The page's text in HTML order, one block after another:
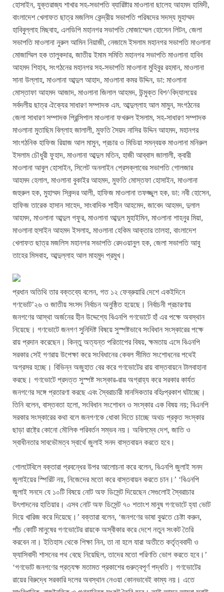
হোসাইন, যুক্তরাজ্য শাখার সহ-সভাপতি ব্যারিষ্টার মাওলানা ছালেহ আহমদ হামিদী,
বাংলাদেশ খেলাফত ছাত্র মজলিস কেন্দ্রীয় সভাপতি পরিষদের সদস্য মুহাম্মদ
হাবিবুল্লাহ মিছবাহ, এলডিপি মহানগর সভাপতি মোজাম্মেল হোসেন লিটন, জেলা
সভাপতি মাওলানা নুরুল আমিন নিয়াজী, নেজামে ইসলাম মহানগর সভাপতি মাওলানা
মোজাম্মিল হক তালুকদার, জাতীয় ইমাম সমিতি মহানগর সভাপতি মাওলানা হাবিব
আহমদ শিহাব, সংগঠনের মহানগর সহ-সভাপতি মাওলানা মুহিবুর রহমান, মাওলানা
সানা উল্লাহ, মাওলানা আব্দুল আহাদ, মাওলানা কমর উদ্দিন, ডা: মাওলানা
মোস্তাফা আহমদ আজাদ, মাওলানা জিলাল আহমদ, উন্মুক্ত বিশ^বিদ্যালয়ের
সর্বদলীয় ছাত্র ঐক্যের সাধারণ সম্পাদক এম. আব্দুল্লাহ আল মামুন, সংগঠনের
জেলা সাধারণ সম্পাদক প্রিন্সিপাল মাওলানা ফখরুল ইসলাম, সহ-সাধারণ সম্পাদক
মাওলানা মুতাছিম বিল্লাহ জালালী, মুফতি সৈয়দ নাসির উদ্দিন আহমদ, মহানগর
সাংগঠনিক হাফিজ রিয়াজ আল মামুন, প্রচার ও মিডিয়া সমন্বয়ক মাওলানা মনিরুল
ইসলাম চৌধুরী ফুহাদ, মাওলানা আব্দুল মতিন, হাজী আব্বাস জালালী, ক্বারী
মাওলানা আবুল হোসাইন, সিলেট অনলাইন প্রেসক্লাবের সভাপতি গোলজার
আহমদ হেলাল, মাওলানা বুকাইর আহমদ, মুফতি মোস্তফা হোসাইন, মাওলানা
জহুরুল হক, মুহাম্মদ সিকন্দর আলী, হাফিজ মাওলানা তফজ্জুল হক, ডা: নবী হোসেন,
হাফিজ তারেক হাসান সাহেদ, সাংবাদিক শাহীন আহমেদ, জাবেদ আহমদ, দুলাল
আহমদ, মাওলানা আব্দুল গফুর, মাওলানা আব্দুল মুহাইমিন, মাওলানা শাহনুর মিয়া,
মাওলানা হুসাইন আহমদ ইসলাহ, মাওলানা হেকিম আক্তার তালহা, বাংলাদেশ
খেলাফত ছাত্র মজলিস মহানগর সভাপতি রেদওয়ানুল হক, জেলা সভাপতি আবু
তাহের মিসবাহ, আব্দুল্লাহ আল মাহমুদ প্রমুখ।
প্রধান অতিথি তার বক্তব্যে বলেন, গত ১২ ফেব্রুয়ারি দেশে একইদিনে
গণভোট’২৬ ও জাতীয় সংসদ নির্বাচন অনুষ্ঠিত হয়েছে। নির্বাচনী প্রচারণায়
জনগণের আস্থা অর্জনের হীন উদ্দেশ্যে বিএনপি গণভোটে হাঁ এর পক্ষে অবস্থান
নিয়েছে। গণভোটে জনগণ সুনিদিষ্ট বিষয়ে সুস্পষ্টভাবে সংবিধান সংস্কারের পক্ষে
রায় প্রদান করেছেন। কিন্তু অত্যন্ত পরিতাপের বিষয়, ক্ষমতায় এসে বিএনপি
সরকার সেই গণরায় উপেক্ষা করে সংবিধানের কেবল সীমিত সংশোধনের পথেই
অগ্রসর হচ্ছে। বিভিন্ন অজুহাত বের করে গণভোটের রায় বাস্তবায়নে টালবাহানা
করছে। গণভোটে প্রদত্ত সুস্পষ্ট সংস্কার-রায় অগ্রাহ্য করে সরকার কার্যত
জনগণের সঙ্গে প্রতারণা করছে এবং স্বৈরাচারী মানসিকতার বহিঃপ্রকাশ ঘটাচ্ছে।
তিনি বলেন, বাস্তবতা হলো, সংবিধান সংশোধন ও সংস্কার এক বিষয় নয়; বিএনপি
সরকার সংস্কারের কথা বলে জনগণকে ধোকা দিতে চাচ্ছে অথচ প্রকৃত সংস্কার
ছাড়া রাষ্ট্রে কোনো মৌলিক পরিবর্তন সম্ভব নয়। অবিলম্বে দেশ, জাতি ও
স্বাধীনতার সাবভৌমত্ব স্বার্থে জুলাই সনদ বাস্তবায়ন করতে হবে।
গোলটেবিলে বক্তারা প্রবন্ধের উপর আলোচনা করে বলেন, বিএনপি জুলাই সনদ
জুলাইয়ের স্পিরিট নয়, নিজেদের মতো করে বাস্তবায়ন করতে চান।’ ‘বিএনপি
জুলাই সনদে যে ১০টি বিষয়ে নোট অফ ডিসেন্ট দিয়েছেন সেগুলোই স্বৈরাচার
উৎপাদনের হাতিয়ার। এসব নোট অফ ডিসেন্ট ৭০ শতাংশ মানুষ গণভোটে হ্যা ভোট
দিয়ে খারিজ করে দিয়েছে।’ বক্তারা বলেন, ‘জনগণের ভাষা বুঝতে চেষ্টা করুন,
পাঁচ কোটি মানুষের গণভোটের রায়কে অস্বীকার করে দেশে নতুন সংকট তৈরি
করবেন না। ইতিহাস থেকে শিক্ষা নিন, তা না হলে যারা অতীতে কর্তৃত্ববাদী ও
ফ্যাসিবাদী শাসনের পথ বেছে নিয়েছিল, তাদের মতো পরিণতি ভোগ করতে হবে।’
‘গণভোট জনগণের প্রত্যক্ষ মতামত প্রকাশের গুরুত্বপূর্ণ পদ্ধতি। গণভোটের
রায়ের বিরুদ্ধে সরকারি দলের অবস্থান নেওয়া কোনভাবেই কাম্য নয়। এতে